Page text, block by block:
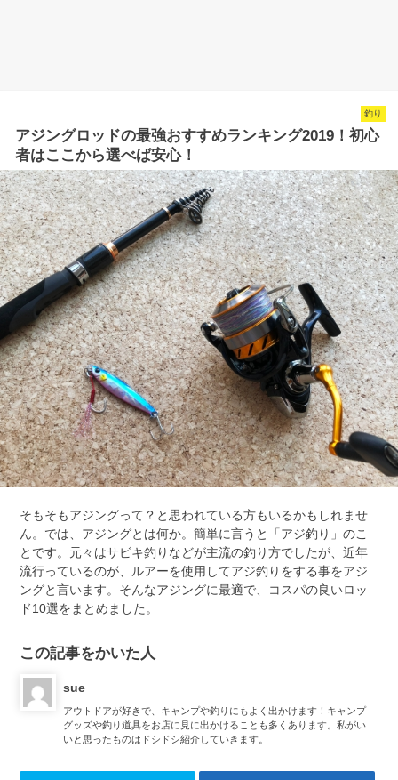
釣り
アジングロッドの最強おすすめランキング2019！初心
者はここから選べば安心！
そもそもアジングって？と思われている方もいるかもしれませ
ん。では、アジングとは何か。簡単に言うと「アジ釣り」のこ
とです。 元々はサビキ釣りなどが主流の釣り方でしたが、近年
流行っているのが、ルアーを使用してアジ釣りをする事をアジ
ングと言います。 そんなアジングに最適で、 コスパの良いロッ
ド10選をまとめました。
この記事をかいた人
sue
アウトドアが好きで、キャンプや釣りにもよく出かけます！キャンプ
グッズや釣り道具をお店に見に出かけることも多くあります。私がい
いと思ったものはドシドシ紹介していきます。